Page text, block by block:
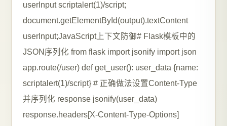
userInput scriptalert(1)/script;
document.getElementById(output).textContent
userInput;JavaScript上下文防御# Flask模板中的
JSON序列化 from flask import jsonify import json
app.route(/user) def get_user(): user_data {name:
scriptalert(1)/script} # 正确做法设置Content-Type
并序列化 response jsonify(user_data)
response.headers[X-Content-Type-Options]